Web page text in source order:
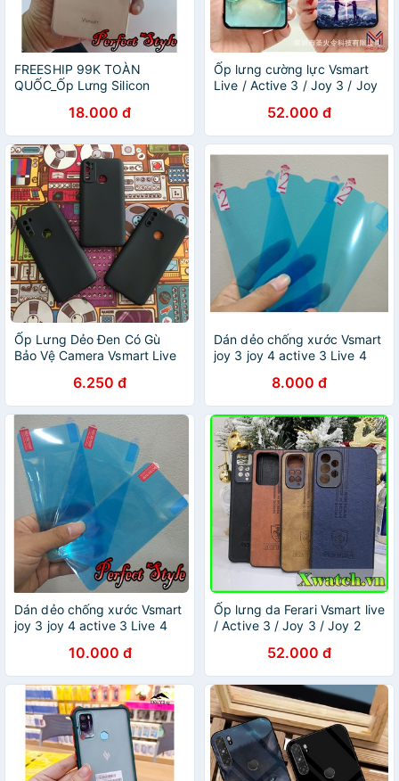
FREESHIP 99K TOÀN
QUỐC_Ốp Lưng Silicon
18.000 đ
Ốp lưng cường lực Vsmart
Live / Active 3 / Joy 3 / Joy
52.000 đ
Ốp Lưng Dẻo Đen Có Gù
Bảo Vệ Camera Vsmart Live
6.250 đ
Dán dẻo chống xước Vsmart
joy 3 joy 4 active 3 Live 4
3 star 4 3 Active 1 +( Không
Full )
8.000 đ
Dán dẻo chống xước Vsmart
joy 3 joy 4 active 3 Live 4
3 star 5 4 3 Active 1 +
(KhôngFull )
10.000 đ
Ốp lưng da Ferari Vsmart live
/ Active 3 / Joy 3 / Joy 2
52.000 đ